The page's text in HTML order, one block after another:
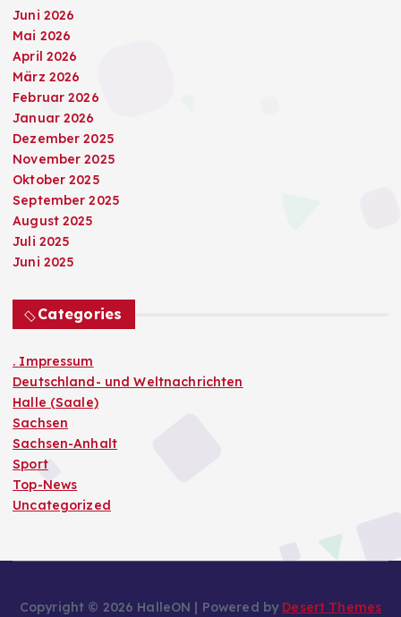
Juni 2026
Mai 2026
April 2026
März 2026
Februar 2026
Januar 2026
Dezember 2025
November 2025
Oktober 2025
September 2025
August 2025
Juli 2025
Juni 2025
Categories
. Impressum
Deutschland- und Weltnachrichten
Halle (Saale)
Sachsen
Sachsen-Anhalt
Sport
Top-News
Uncategorized
Copyright © 2026 HalleON | Powered by Desert Themes